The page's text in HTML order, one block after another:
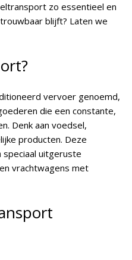
zo essentieel en
blijft? Laten we
vervoer genoemd,
die een constante,
Denk aan voedsel,
producten. Deze
uitgeruste
vrachtwagens met